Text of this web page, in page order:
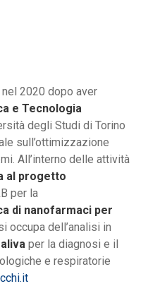
2020 dopo aver
e Tecnologia
degli Studi di Torino
sull’ottimizzazione
All’interno delle attività
al progetto
per la
di nanofarmaci per
occupa dell’analisi in
per la diagnosi e il
e respiratorie